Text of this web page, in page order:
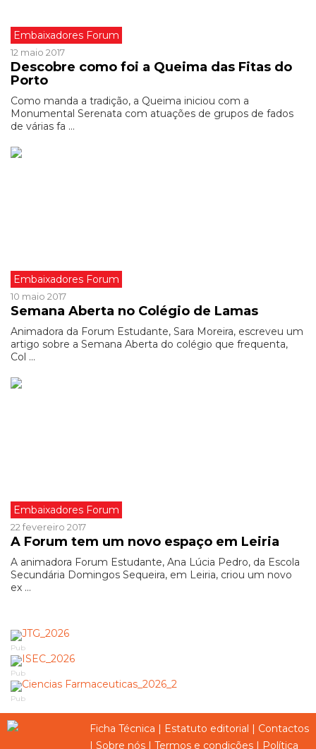
Embaixadores Forum
12 maio 2017
Descobre como foi a Queima das Fitas do
Porto
Como manda a tradição, a Queima iniciou com a
Monumental Serenata com atuações de grupos de fados
de várias fa ...
Embaixadores Forum
10 maio 2017
Semana Aberta no Colégio de Lamas
Animadora da Forum Estudante, Sara Moreira, escreveu um
artigo sobre a Semana Aberta do colégio que frequenta,
Col ...
Embaixadores Forum
22 fevereiro 2017
A Forum tem um novo espaço em Leiria
A animadora Forum Estudante, Ana Lúcia Pedro, da Escola
Secundária Domingos Sequeira, em Leiria, criou um novo
ex ...
Pub
Pub
Pub
Ficha Técnica | Estatuto editorial | Contactos
| Sobre nós | Termos e condições | Política